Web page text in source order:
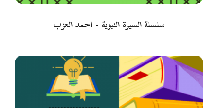
سلسلة السيرة النبوية - أحمد العزب